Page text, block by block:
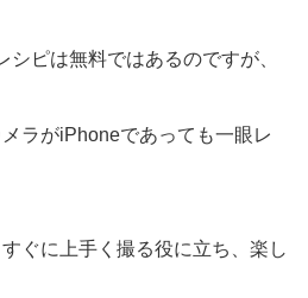
ピは無料ではあるのですが、
ラがiPhoneであっても一眼レ
ぐに上手く撮る役に立ち、楽し